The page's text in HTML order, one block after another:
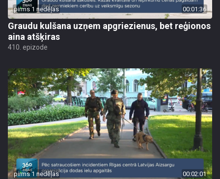
pirms 1 nedēļas 00:01:36
Graudu kulšana uzņem apgriezienus, bet reģionos
aina atšķiras
410. epizode
pirms 1 nedēļas 00:02:01